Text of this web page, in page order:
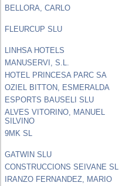
BELLORA, CARLO
FLEURCUP SLU
LINHSA HOTELS
MANUSERVI, S.L.
HOTEL PRINCESA PARC SA
OZIEL BITTON, ESMERALDA
ESPORTS BAUSELI SLU
ALVES VITORINO, MANUEL
SILVINO
9MK SL
GATWIN SLU
CONSTRUCCIONS SEIVANE SL
IRANZO FERNANDEZ, MARIO